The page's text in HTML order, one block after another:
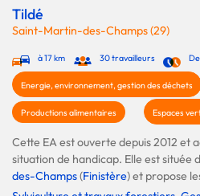
Tildé
Saint-Martin-des-Champs (29)
à 17 km 30 travailleurs
Energie, environnement, gestion des déchets
Productions alimentaires Espaces
Cette EA est ouverte depuis 2012 et
situation de handicap. Elle est située
des-Champs(Finistère) et propose